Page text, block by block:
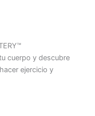
cuerpo y descubre
ejercicio y